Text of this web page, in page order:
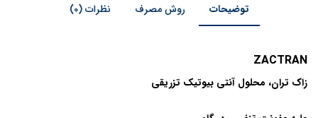
توضیحات روش مصرف نظرات (0)
ZACTRAN
زاک تران، محلول آنتی بیوتیک تزریقی